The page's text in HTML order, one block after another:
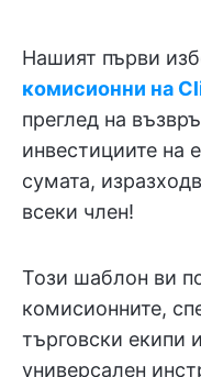
Нашият първи
комисионни на
преглед на
инвестициите на
сумата,
всеки член!
Този шаблон ви
комисионните,
търговски екипи
универсален